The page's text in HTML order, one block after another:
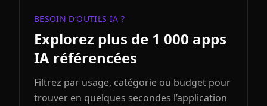
BESOIN D’OUTILS IA ?
Explorez plus de 1 000 apps
IA référencées
Filtrez par usage, catégorie ou budget pour
trouver en quelques secondes l’application